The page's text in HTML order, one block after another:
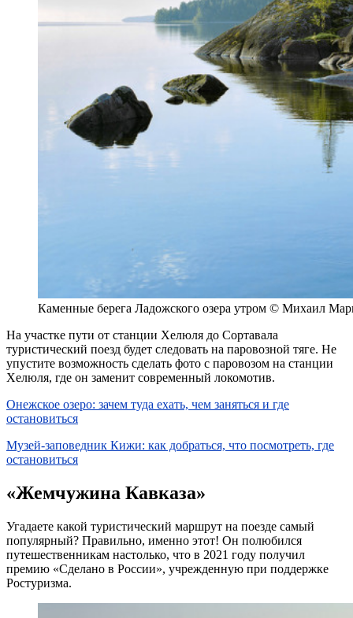
Каменные берега Ладожского озера утром © Михаил
На участке пути от станции Хелюля до Сортавала
туристический поезд будет следовать на паровозной тяге. Не
упустите возможность сделать фото с паровозом на станции
Хелюля, где он заменит современный локомотив.
Онежское озеро: зачем туда ехать, чем заняться и где
остановиться
Музей-заповедник Кижи: как добраться, что посмотреть, где
остановиться
«Жемчужина Кавказа»
Угадаете какой туристический маршрут на поезде самый
популярный? Правильно, именно этот! Он полюбился
путешественникам настолько, что в 2021 году получил
премию «Сделано в России», учрежденную при поддержке
Ростуризма.